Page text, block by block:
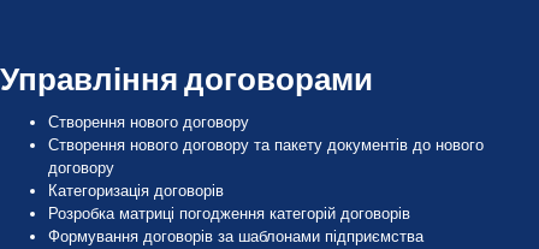
Управління договорами
Створення нового договору
Створення нового договору та пакету документів до нового
договору
Категоризація договорів
Розробка матриці погодження категорій договорів
Формування договорів за шаблонами підприємства